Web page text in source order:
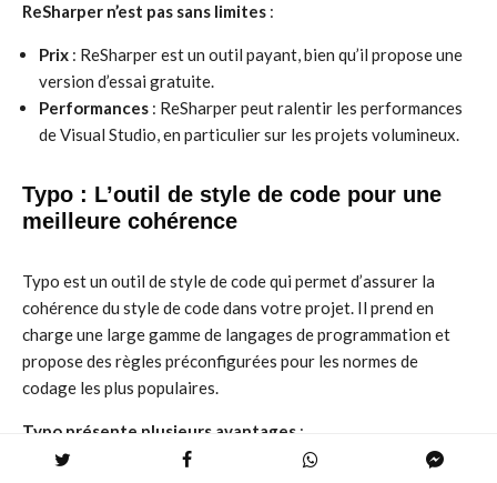
ReSharper n’est pas sans limites :
Prix : ReSharper est un outil payant, bien qu’il propose une
version d’essai gratuite.
Performances : ReSharper peut ralentir les performances
de Visual Studio, en particulier sur les projets volumineux.
Typo : L’outil de style de code pour une
meilleure cohérence
Typo est un outil de style de code qui permet d’assurer la
cohérence du style de code dans votre projet. Il prend en
charge une large gamme de langages de programmation et
propose des règles préconfigurées pour les normes de
codage les plus populaires.
Typo présente plusieurs avantages :
Cohérence du style de code : Typo permet de garantir